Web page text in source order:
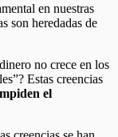
en nuestras
son heredadas de
no crece en los
Estas creencias
el